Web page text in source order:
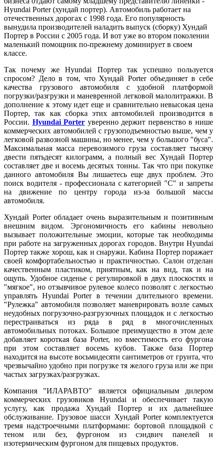
Hyundai Porter (хундай портер). Автомобиль работает на
отечественных дорогах с 1998 года. Его популярность
вынудила производителей наладить выпуск (сборку) Хундай
Портер в России с 2005 года. И вот уже во втором поколении
маленький помощник по-прежнему доминирует в своем
классе.
Так почему же Hyundai Портер так успешно пользуется
спросом? Дело в том, что Хундай Porter объединяет в себе
качества грузового автомобиля с удобной платформой
погрузки/разгрузки и маневренной легковой малолитражки. В
дополнение к этому идет еще и сравнительно невысокая цена
Портер, так как сборка этих автомобилей производится в
России. Hyundai Porter уверенно держит первенство в нише
коммерческих автомобилей с грузоподъемностью выше, чем у
легковой развозной машины, но менее, чем у большого "буса".
Максимальная масса перевозимого груза составляет тысячу
двести пятьдесят килограмм, а полный вес Хундай Портер
составляет две и восемь десятых тонны. Так что при покупке
данного автомобиля Вы лишаетесь еще двух проблем. Это
поиск водителя - профессионала с категорией "С" и запреты
на движение по центру города из-за большой массы
автомобиля.
Хундай Porter обладает очень выразительным и позитивным
внешним видом. Эргономичность его кабины невольно
вызывает положительные эмоции, которые так необходимы
при работе на загруженных дорогах городов. Внутри Hyundai
Портер также хорош, как и снаружи. Кабина Портер поражает
своей комфортабельностью и практичностью. Салон отделан
качественным пластиком, приятным, как на вид, так и на
ощупь. Удобное сиденье с регулировкой в двух плоскостях и
"мягкое", но отзывчивое рулевое колесо позволят с легкостью
управлять Hyundai Porter в течении длительного времени.
"Рулежка" автомобиля позволяет маневрировать возле самых
неудобных погрузочно-разгрузочных площадок и с легкостью
перестраиваться из ряда в ряд в многочисленных
автомобильных потоках. Большое преимущество в этом деле
добавляет короткая база Porter, но вместимость его фургона
при этом составляет восемь кубов. Также база Портер
находится на высоте восьмидесяти сантиметров от грунта, что
чрезвычайно удобно при погрузке тя желого груза или же при
частых загрузках/разгрузках.
Компания "ИЛАРАВТО" является официальным дилером
коммерческих грузовиков Hyundai и обеспечивает такую
услугу, как продажа Хундай Портер и их дальнейшее
обслуживание. Грузовое шасси Хундай Porter комплектуется
тремя надстроечными платформами: бортовой площадкой с
теном или без, фургоном из сэндвич панелей и
изотермическим фургоном для пищевых продуктов.